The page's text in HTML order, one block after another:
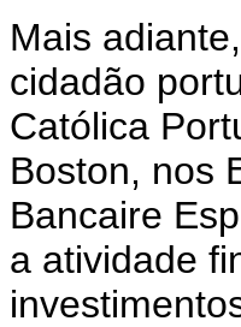
Mais
cidadão
Católica
Boston, nos
Bancaire
a atividade